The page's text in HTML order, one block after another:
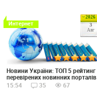
2026
3
Авг
Интернет
Новини України: ТОП 5 рейтинг
перевірених новинних порталів
15:54
35 67